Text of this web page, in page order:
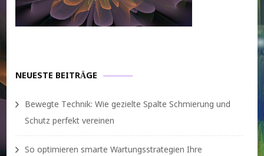
NEUESTE BEITRÄGE
Bewegte Technik: Wie gezielte Spalte Schmierung und
Schutz perfekt vereinen
So optimieren smarte Wartungsstrategien Ihre